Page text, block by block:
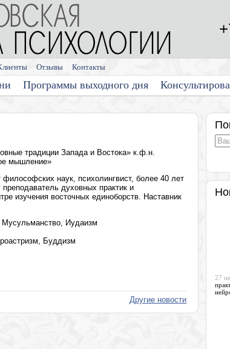
Программы выходного дня
Отзывы Контакты
традиции Запада и Востока» к.ф.н.
мышление»
философских наук, психолингвист, более 40 лет
духовных практик и
изучения восточных единоборств. Наставник
Мусульманство, Иудаизм
Буддизм
Другие новости
27